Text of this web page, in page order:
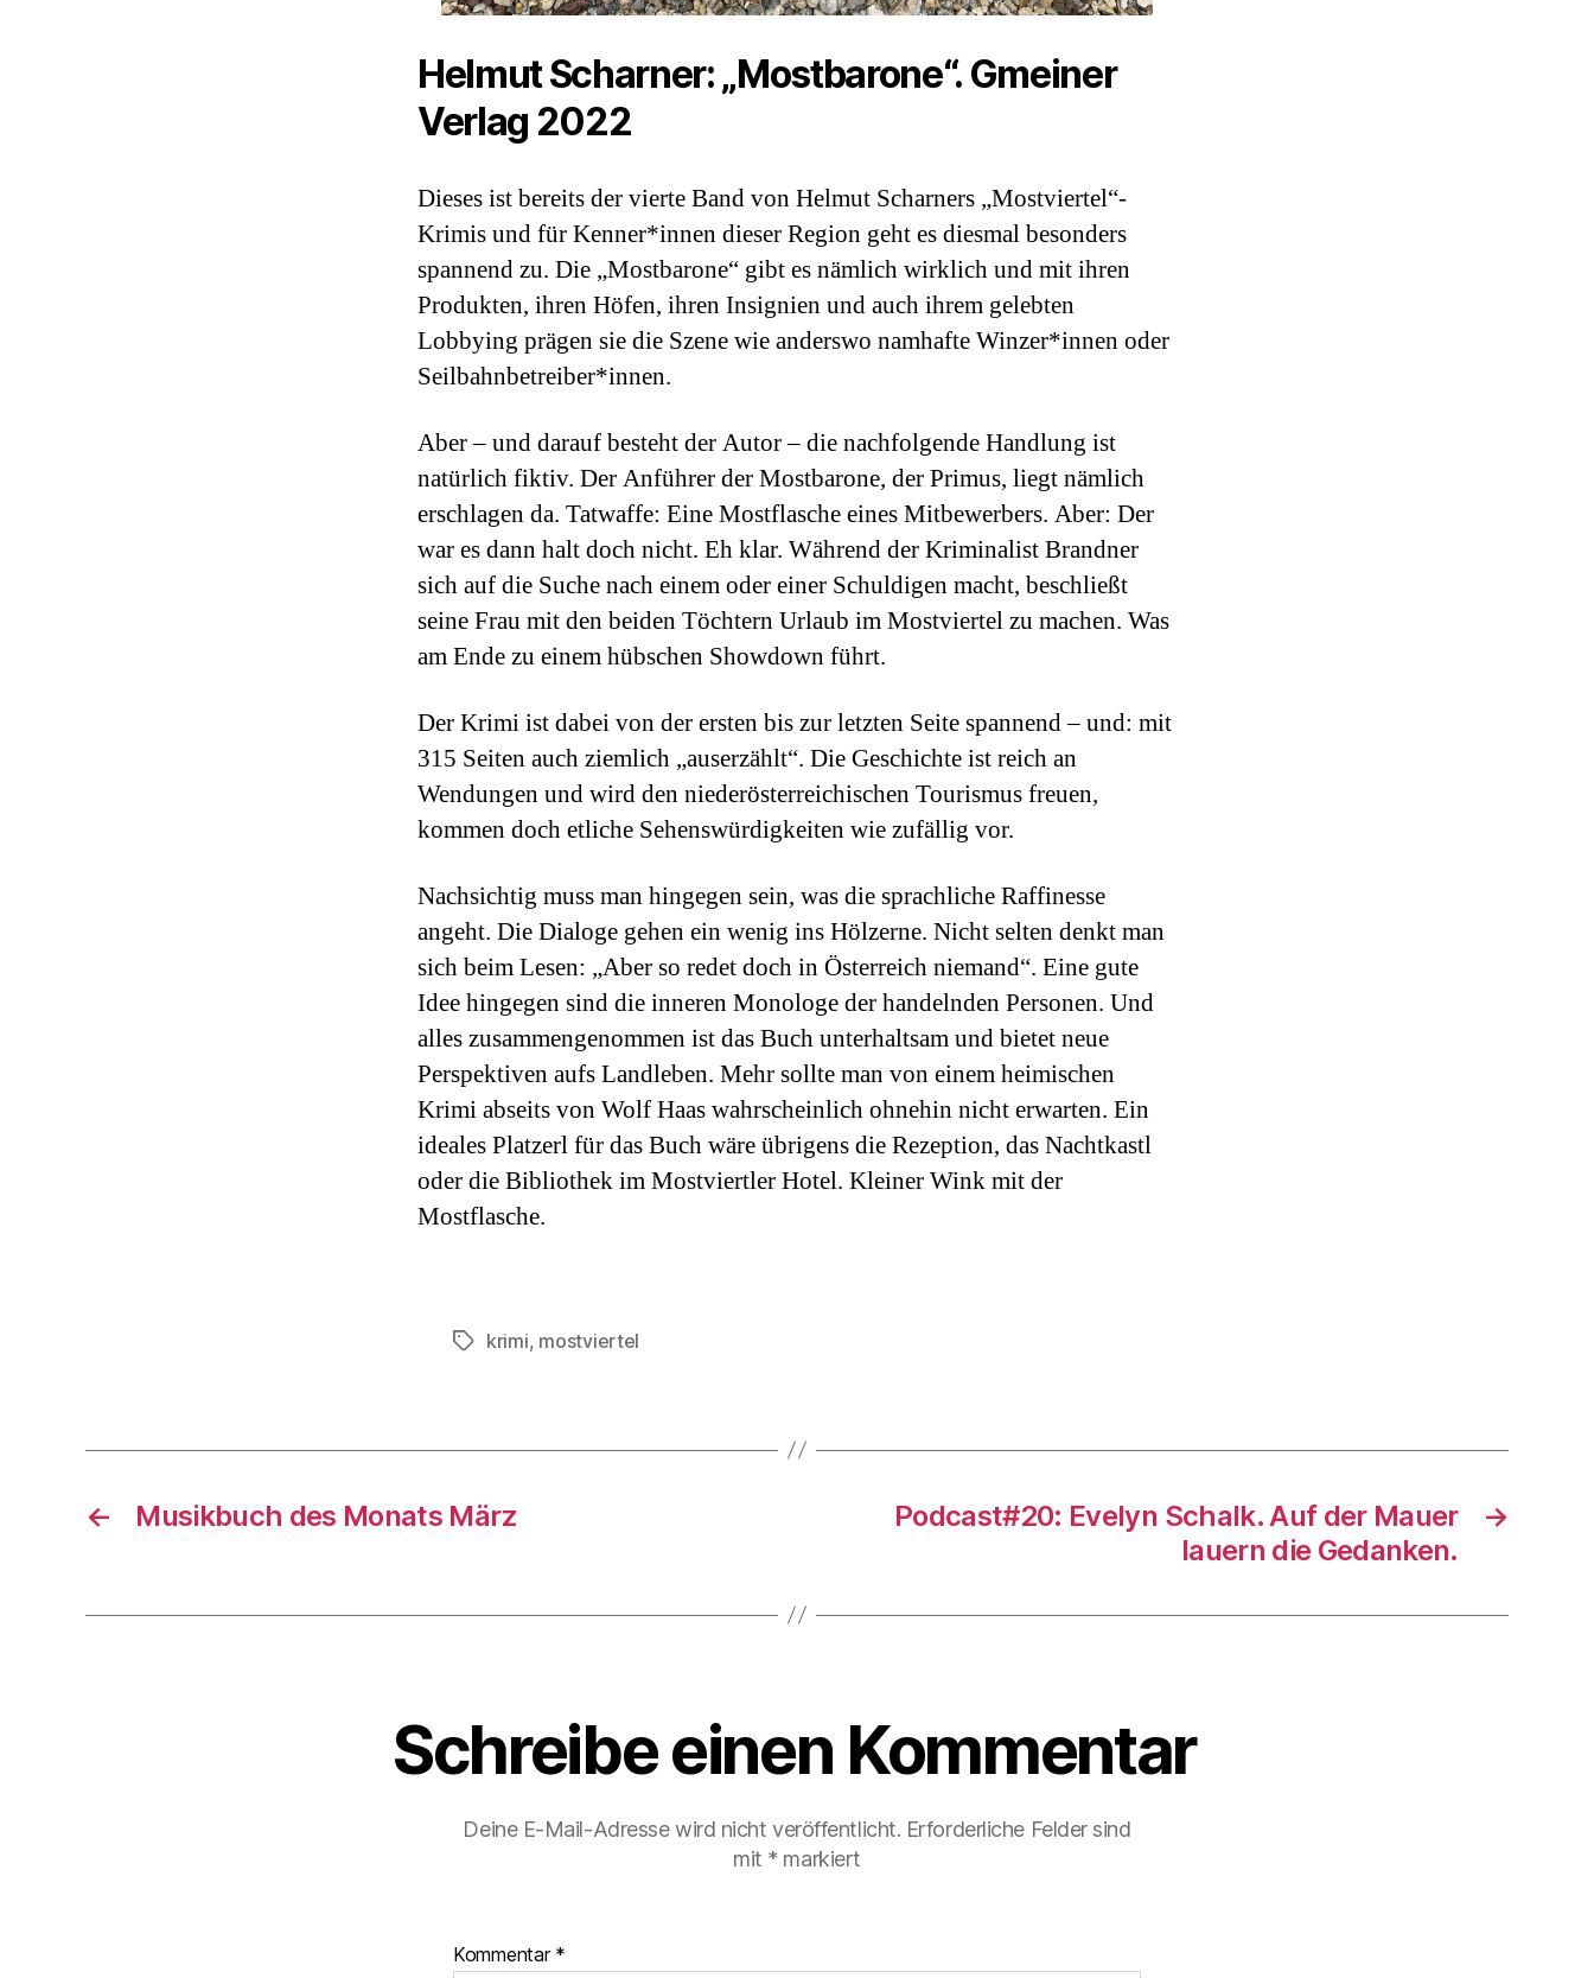
Helmut Scharner: „Mostbarone“. Gmeiner
Verlag 2022
Dieses ist bereits der vierte Band von Helmut Scharners „Mostviertel“-
Krimis und für Kenner*innen dieser Region geht es diesmal besonders
spannend zu. Die „Mostbarone“ gibt es nämlich wirklich und mit ihren
Produkten, ihren Höfen, ihren Insignien und auch ihrem gelebten
Lobbying prägen sie die Szene wie anderswo namhafte Winzer*innen oder
Seilbahnbetreiber*innen.
Aber – und darauf besteht der Autor – die nachfolgende Handlung ist
natürlich fiktiv. Der Anführer der Mostbarone, der Primus, liegt nämlich
erschlagen da. Tatwaffe: Eine Mostflasche eines Mitbewerbers. Aber: Der
war es dann halt doch nicht. Eh klar. Während der Kriminalist Brandner
sich auf die Suche nach einem oder einer Schuldigen macht, beschließt
seine Frau mit den beiden Töchtern Urlaub im Mostviertel zu machen. Was
am Ende zu einem hübschen Showdown führt.
Der Krimi ist dabei von der ersten bis zur letzten Seite spannend – und: mit
315 Seiten auch ziemlich „auserzählt“. Die Geschichte ist reich an
Wendungen und wird den niederösterreichischen Tourismus freuen,
kommen doch etliche Sehenswürdigkeiten wie zufällig vor.
Nachsichtig muss man hingegen sein, was die sprachliche Raffinesse
angeht. Die Dialoge gehen ein wenig ins Hölzerne. Nicht selten denkt man
sich beim Lesen: „Aber so redet doch in Österreich niemand“. Eine gute
Idee hingegen sind die inneren Monologe der handelnden Personen. Und
alles zusammengenommen ist das Buch unterhaltsam und bietet neue
Perspektiven aufs Landleben. Mehr sollte man von einem heimischen
Krimi abseits von Wolf Haas wahrscheinlich ohnehin nicht erwarten. Ein
ideales Platzerl für das Buch wäre übrigens die Rezeption, das Nachtkastl
oder die Bibliothek im Mostviertler Hotel. Kleiner Wink mit der
Mostflasche.
Schlagwörter
krimi, mostviertel
← Musikbuch des Monats März →
Podcast#20: Evelyn Schalk. Auf der Mauer
lauern die Gedanken.
Schreibe einen Kommentar
Deine E-Mail-Adresse wird nicht veröffentlicht. Erforderliche Felder sind
mit * markiert
Kommentar *